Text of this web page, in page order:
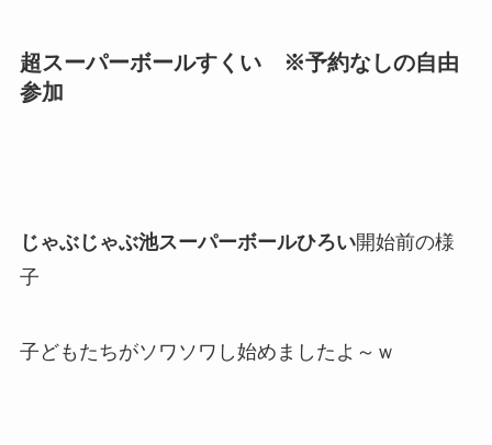
超スーパーボールすくい ※予約なしの自由
参加
じゃぶじゃぶ池スーパーボールひろい開始前の様
子
子どもたちがソワソワし始めましたよ～ｗ